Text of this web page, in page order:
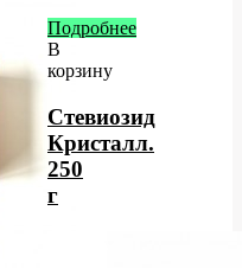
Подробнее
В
корзину
Стевиозид
Кристалл.
250
г